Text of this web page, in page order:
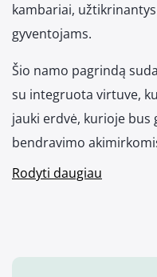
kambariai,
gyventojams.
Šio namo pagrindą
su integruota virtuve,
jauki erdvė, kurioje
bendravimo
Rodyti daugiau